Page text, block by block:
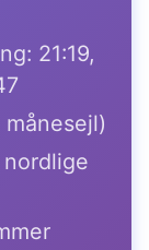
21:19,